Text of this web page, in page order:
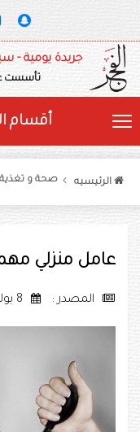
جريدة يومية -
تأسست عام
أقسام
الرئيسيه صحة و تغذية
عامل منزلي
المصدر :